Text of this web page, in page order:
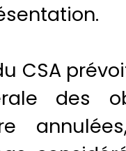
CSA
des